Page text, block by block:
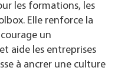
les formations, les
Elle renforce la
un
aide les entreprises
à ancrer une culture